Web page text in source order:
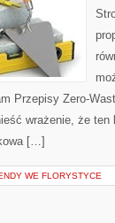
Przepisy Zero-
wrażenie, że
[…]
WE FLORYSTYCE